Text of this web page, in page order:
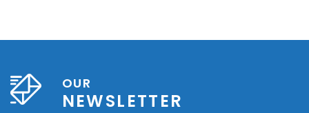
OUR
NEWSLETTER